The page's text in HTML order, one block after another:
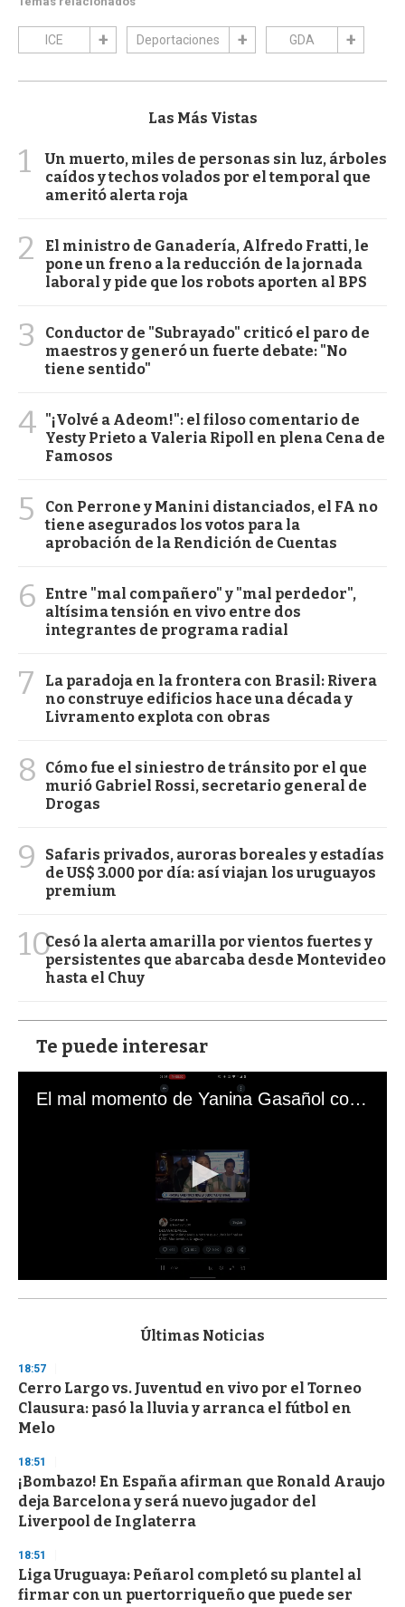
ICE Deportaciones GDA
Las Más Vistas
1
Un muerto, miles de personas sin luz, árboles
caídos y techos volados por el temporal que
ameritó alerta roja
2
El ministro de Ganadería, Alfredo Fratti, le
pone un freno a la reducción de la jornada
laboral y pide que los robots aporten al BPS
3
Conductor de "Subrayado" criticó el paro de
maestros y generó un fuerte debate: "No
tiene sentido"
4 "¡Volvé a Adeom!": el filoso comentario de
Yesty Prieto a Valeria Ripoll en plena Cena de
Famosos
5
Con Perrone y Manini distanciados, el FA no
tiene asegurados los votos para la
aprobación de la Rendición de Cuentas
6
Entre "mal compañero" y "mal perdedor",
altísima tensión en vivo entre dos
integrantes de programa radial
7
La paradoja en la frontera con Brasil: Rivera
no construye edificios hace una década y
Livramento explota con obras
8
Cómo fue el siniestro de tránsito por el que
murió Gabriel Rossi, secretario general de
Drogas
9
Safaris privados, auroras boreales y estadías
de US$ 3.000 por día: así viajan los uruguayos
premium
10Cesó la alerta amarilla por vientos fuertes y
persistentes que abarcaba desde Montevideo
hasta el Chuy
Te puede interesar
El mal momento de Yanina Gasañol con un hincha argentino en "Subrayado"
s
d
s
o
f
3
s
e
c
o
n
Últimas Noticias
18:57
Cerro Largo vs. Juventud en vivo por el Torneo
Clausura: pasó la lluvia y arranca el fútbol en
Melo
18:51
¡Bombazo! En España afirman que Ronald Araujo
deja Barcelona y será nuevo jugador del
Liverpool de Inglaterra
18:51
Liga Uruguaya: Peñarol completó su plantel al
firmar con un puertorriqueño que puede ser